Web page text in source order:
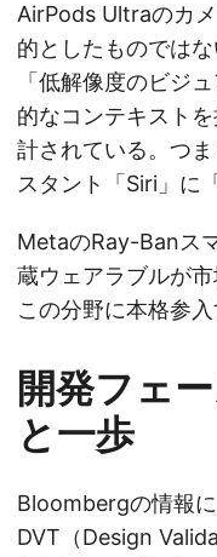
AirPods Ultraのカ
的としたものではな
「低解像度のビジ
的なコンテキスト
計されている。つ
スタント「Siri」に
MetaのRay-Banス
蔵ウェアラブルが
この分野に本格参
開発フェ
と一歩
Bloombergの情報
DVT（Design